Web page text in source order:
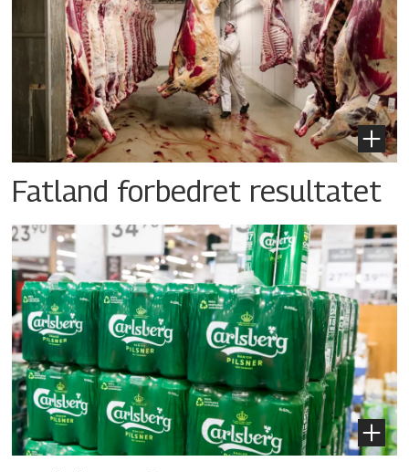
Fatland forbedret resultatet